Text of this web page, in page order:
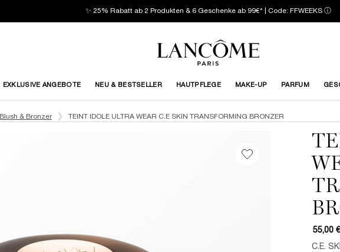
✨ 25% Rabatt ab 2 Produkten & 6 Geschenke ab 99€* | Code: FFWEEKS ⓘ
EXKLUSIVE ANGEBOTE NEU & BESTSELLER HAUTPFLEGE MAKE-UP PARFUM
Blush & Bronzer TEINT IDOLE ULTRA WEAR C.E SKIN TRANSFORMING BRONZER
55,00 €
C.E.